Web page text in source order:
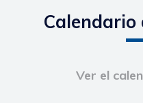
Calendario
Ver el